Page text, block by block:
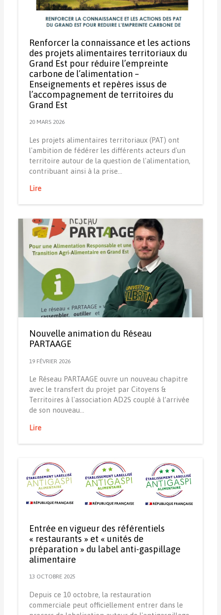
Renforcer la connaissance et les actions
des projets alimentaires territoriaux du
Grand Est pour réduire l’empreinte
carbone de l’alimentation –
Enseignements et repères issus de
l’accompagnement de territoires du
Grand Est
20 MARS 2026
Les projets alimentaires territoriaux (PAT) ont
l'ambition de fédérer les différents acteurs d'un
territoire autour de la question de l'alimentation,
contribuant ainsi à la prise…
Lire
Nouvelle animation du Réseau
PARTAAGE
19 FÉVRIER 2026
Le Réseau PARTAAGE ouvre un nouveau chapitre
avec le transfert du projet par Citoyens &
Territoires à l'association AD2S couplé à l’arrivée
de son nouveau…
Lire
Entrée en vigueur des référentiels
« restaurants » et « unités de
préparation » du label anti-gaspillage
alimentaire
13 OCTOBRE 2025
Depuis ce 10 octobre, la restauration
commerciale peut officiellement entrer dans le